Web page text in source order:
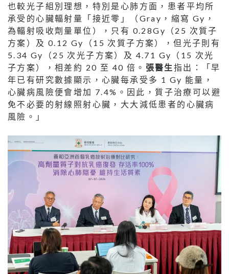
也較光子組別理想，特別是心肺方面，患者平均所
承受的心臟輻射量「接近零」（Gray，縮寫 Gy，
為輻射吸收劑量單位），只有 0.28Gy（25 次質子
方案）及 0.12 Gy（15 次質子方案），但光子則有
5.34 Gy（25 次光子方案）及 4.71 Gy（15 次光
子方案），相差約 20 至 40 倍。 張醫生 指出：「早
年已有研究數據顯示，心臟每承受多 1 Gy 能量，
心臟病風險便會增加 7.4%。因此，質子治療可以避
免不必要的射線照射心臟，大大減低患者的心臟病
風險。」